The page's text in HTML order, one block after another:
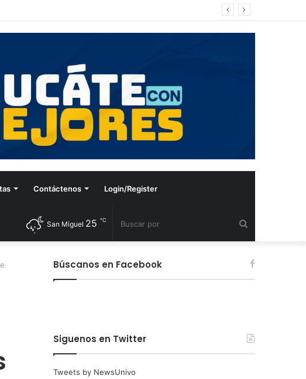
Contáctenos Login/Register
por
San Miguel 25 ℃
Búscanos en Facebook
Siguenos en Twitter
Tweets by NewsUnivo